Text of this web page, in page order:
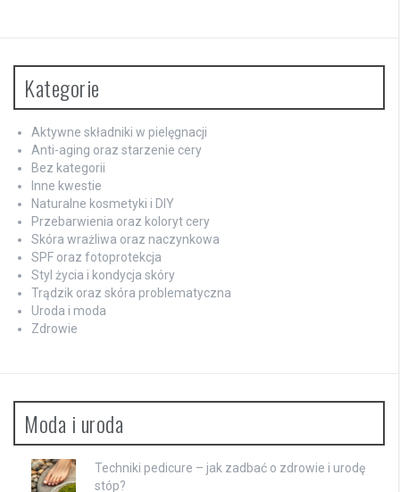
Kategorie
Aktywne składniki w pielęgnacji
Anti-aging oraz starzenie cery
Bez kategorii
Inne kwestie
Naturalne kosmetyki i DIY
Przebarwienia oraz koloryt cery
Skóra wrażliwa oraz naczynkowa
SPF oraz fotoprotekcja
Styl życia i kondycja skóry
Trądzik oraz skóra problematyczna
Uroda i moda
Zdrowie
Moda i uroda
Techniki pedicure – jak zadbać o zdrowie i urodę
stóp?